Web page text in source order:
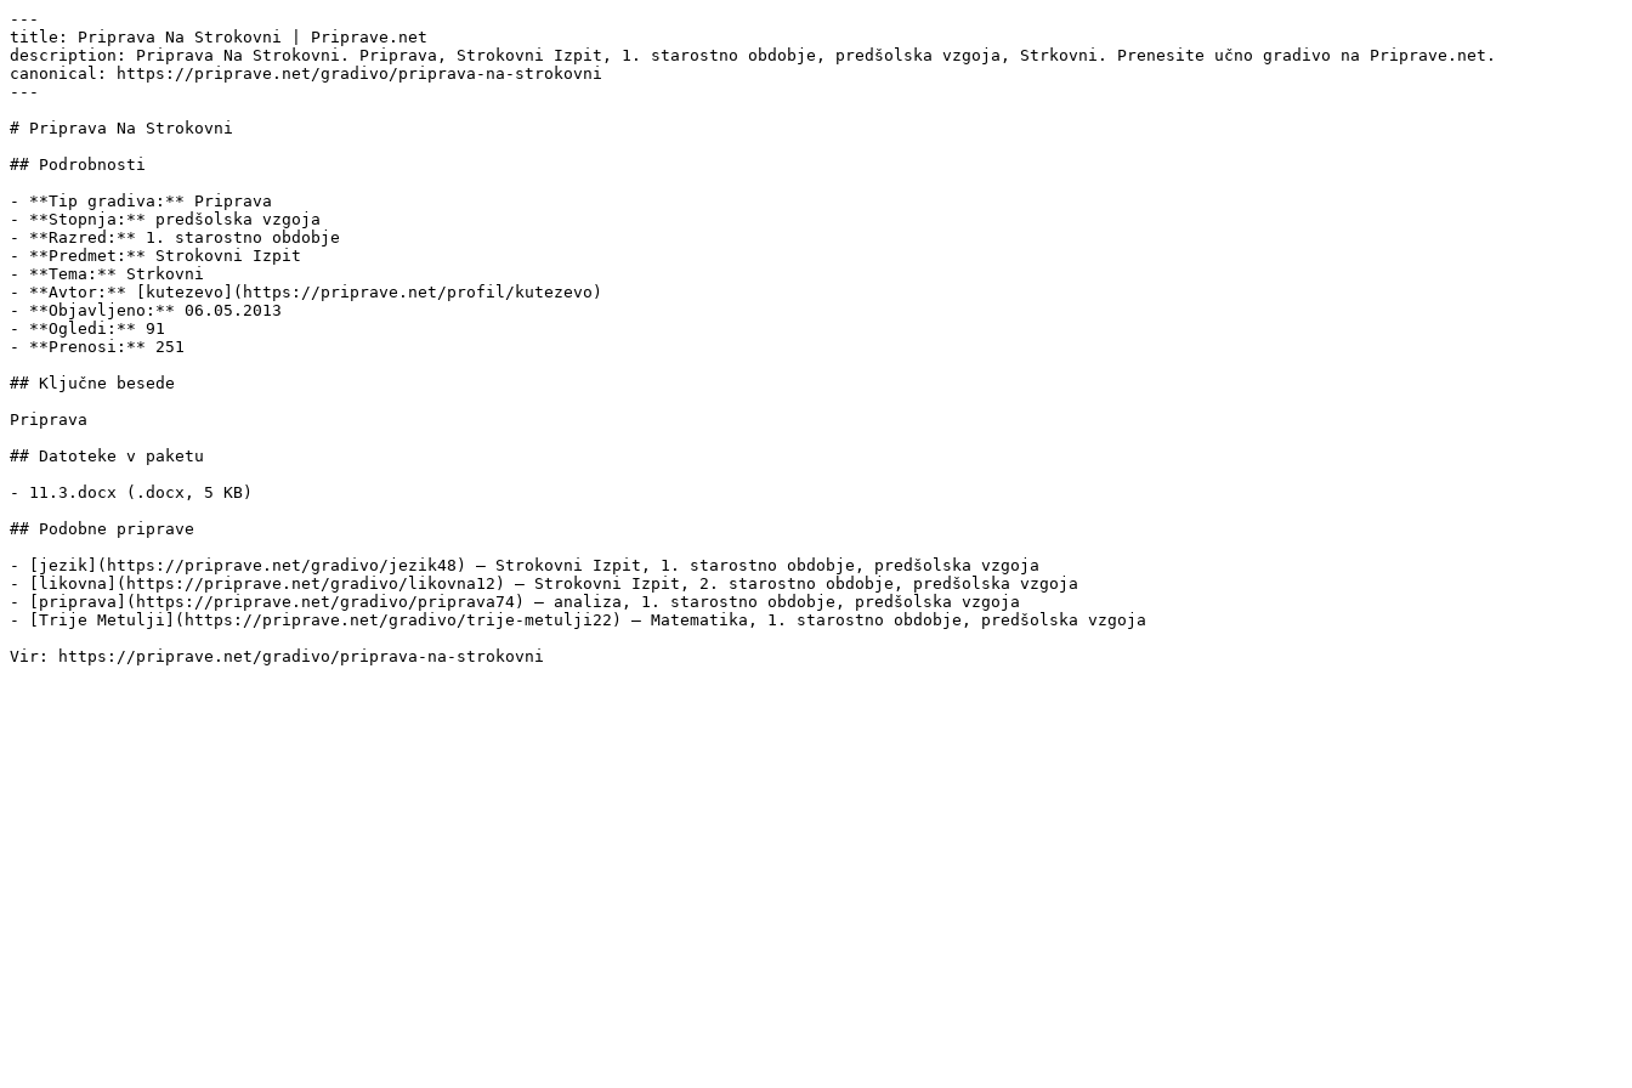
---
title: Priprava Na Strokovni | Priprave.net
description: Priprava Na Strokovni. Priprava, Strokovni Izpit, 1. starostno obdobje, predšolska vzgoja, Strkovni. Prenesite učno gradivo na Priprave.net.
canonical: https://priprave.net/gradivo/priprava-na-strokovni
---
# Priprava Na Strokovni
## Podrobnosti
- **Tip gradiva:** Priprava
- **Stopnja:** predšolska vzgoja
- **Razred:** 1. starostno obdobje
- **Predmet:** Strokovni Izpit
- **Tema:** Strkovni
- **Avtor:** [kutezevo](https://priprave.net/profil/kutezevo)
- **Objavljeno:** 06.05.2013
- **Ogledi:** 91
- **Prenosi:** 251
## Ključne besede
Priprava
## Datoteke v paketu
- 11.3.docx (.docx, 5 KB)
## Podobne priprave
- [jezik](https://priprave.net/gradivo/jezik48) — Strokovni Izpit, 1. starostno obdobje, predšolska vzgoja
- [likovna](https://priprave.net/gradivo/likovna12) — Strokovni Izpit, 2. starostno obdobje, predšolska vzgoja
- [priprava](https://priprave.net/gradivo/priprava74) — analiza, 1. starostno obdobje, predšolska vzgoja
- [Trije Metulji](https://priprave.net/gradivo/trije-metulji22) — Matematika, 1. starostno obdobje, predšolska vzgoja